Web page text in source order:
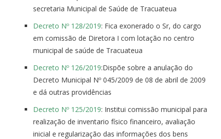
secretaria Municipal de Saúde de Tracuateua
Decreto Nº 128/2019: Fica exonerado o Sr, do cargo
em comissão de Diretora I com lotação no centro
municipal de saúde de Tracuateua
Decreto Nº 126/2019:Dispõe sobre a anulação do
Decreto Municipal Nº 045/2009 de 08 de abril de 2009
e dá outras providências
Decreto Nº 125/2019: Institui comissão municipal para
realização de inventario físico financeiro, avaliação
inicial e regularização das informações dos bens